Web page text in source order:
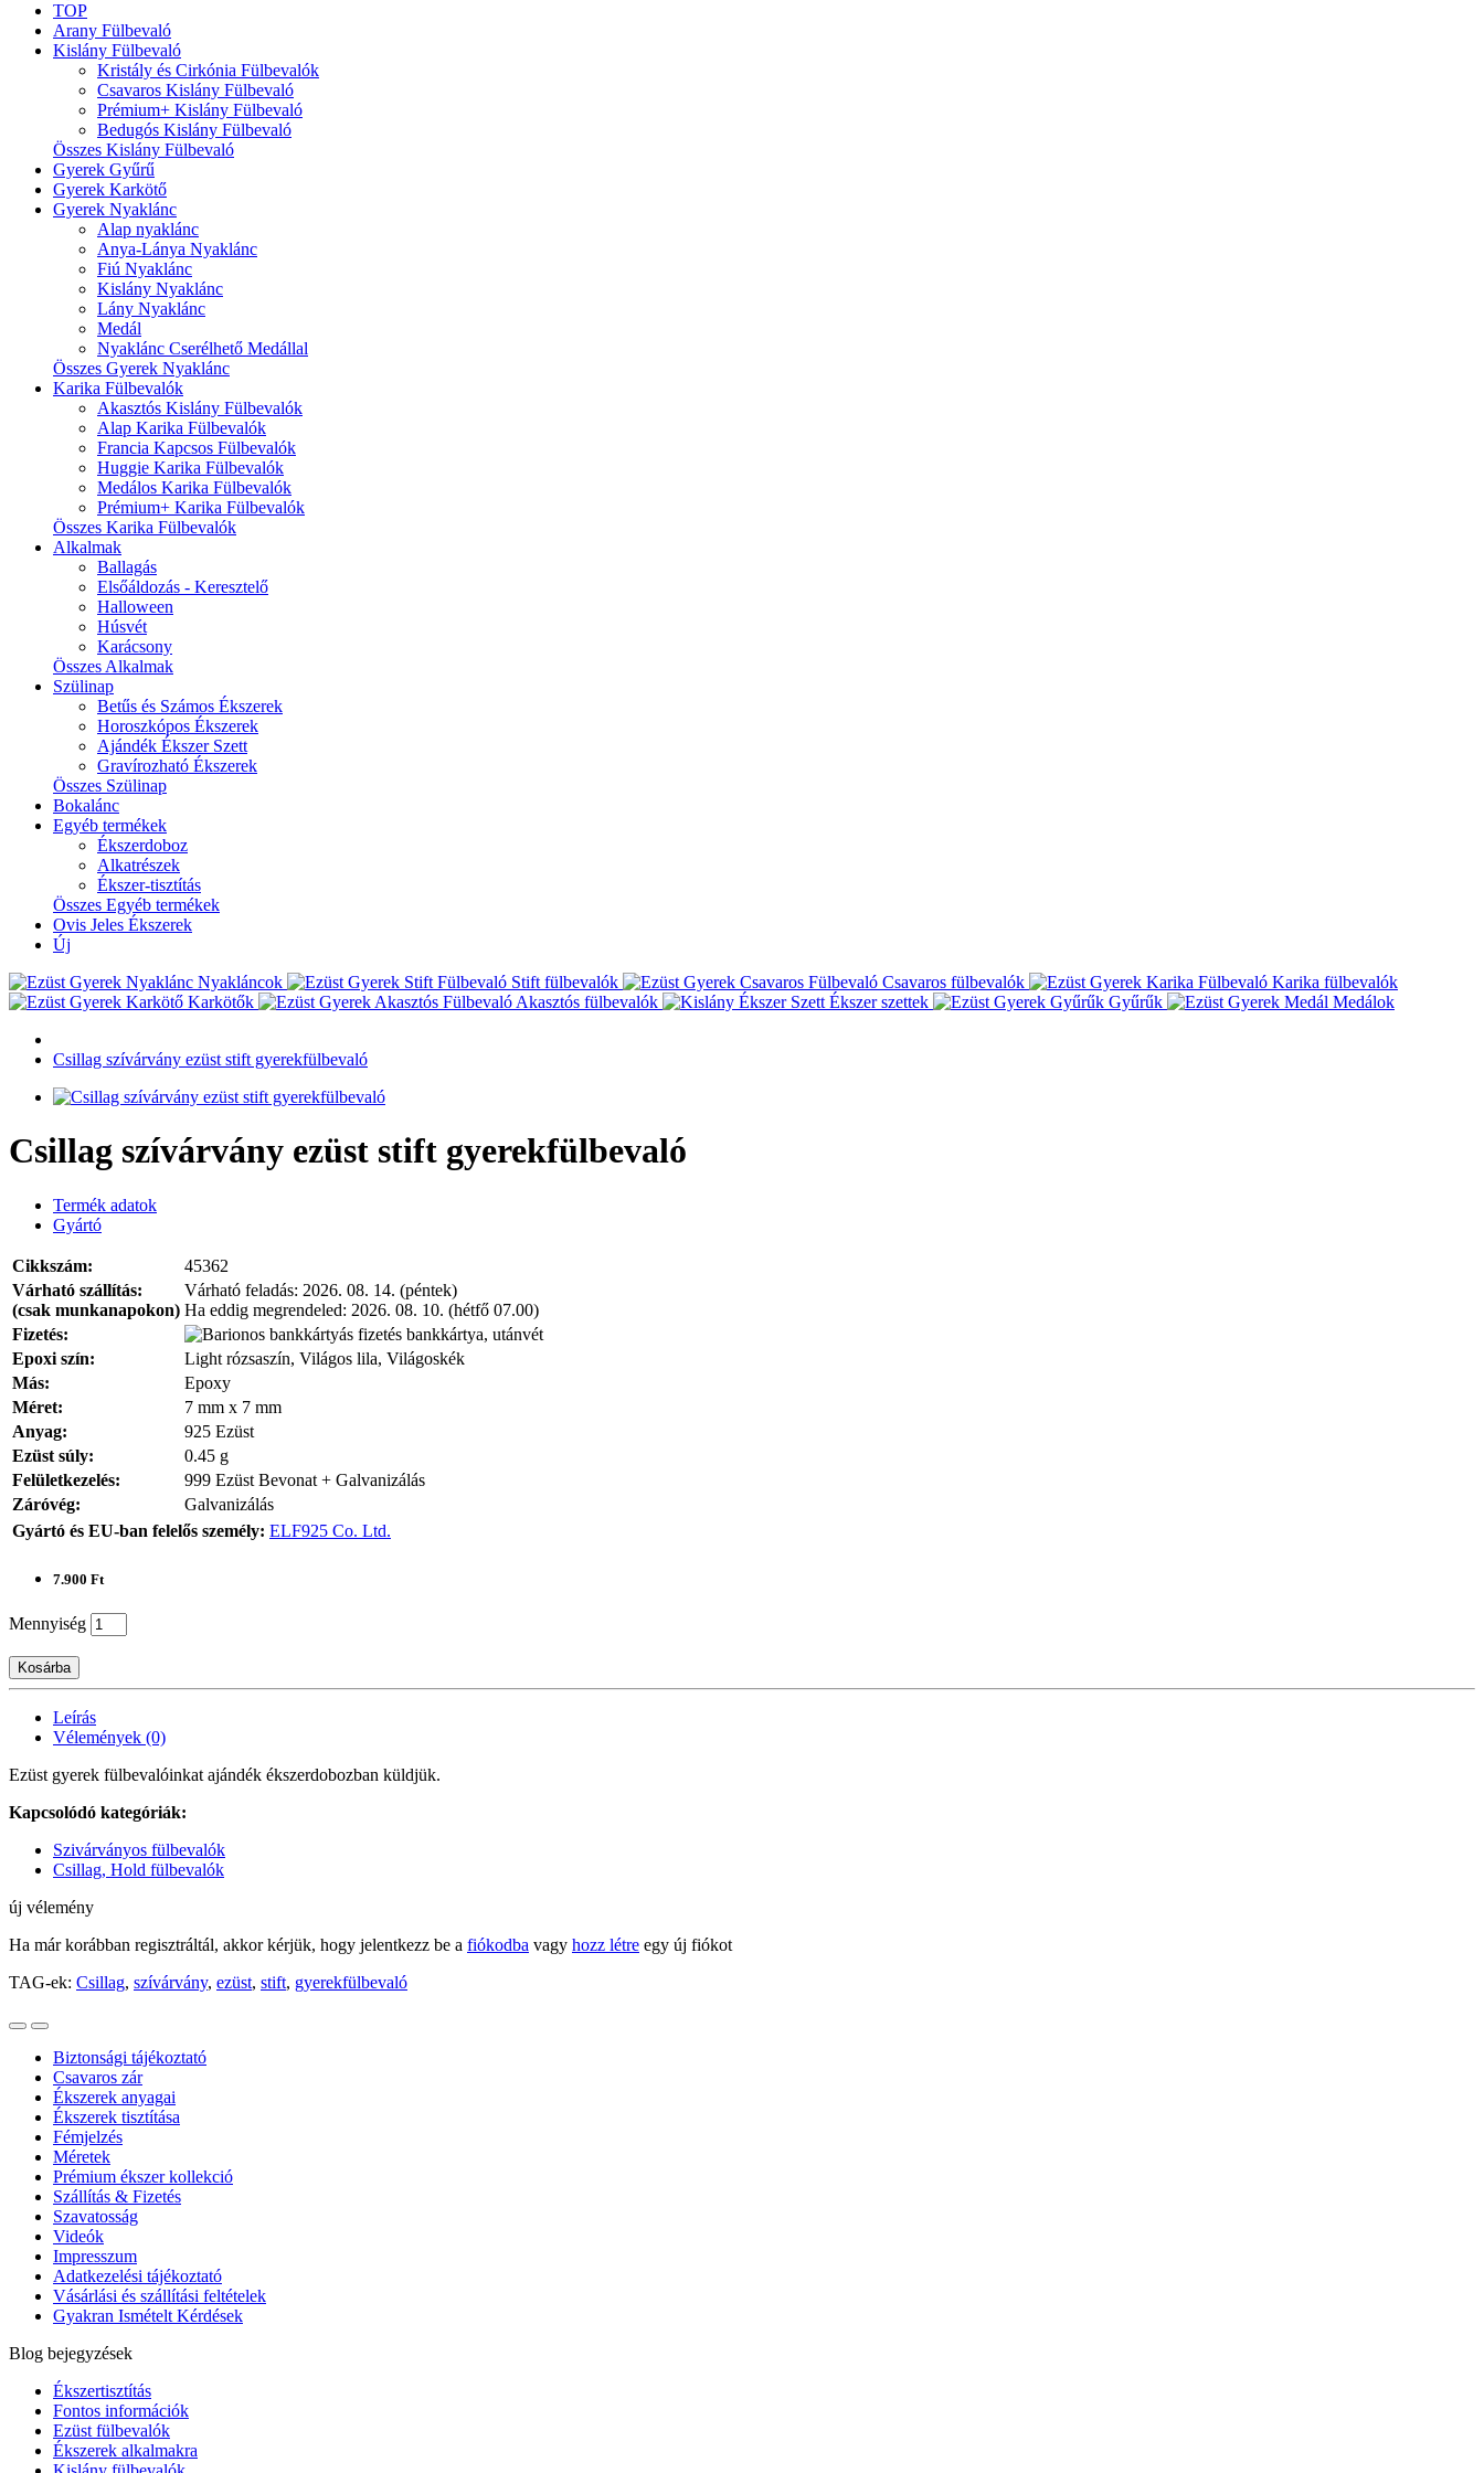
TOP
Arany Fülbevaló
Kislány Fülbevaló
Kristály és Cirkónia Fülbevalók
Csavaros Kislány Fülbevaló
Prémium+ Kislány Fülbevaló
Bedugós Kislány Fülbevaló
Összes Kislány Fülbevaló
Gyerek Gyűrű
Gyerek Karkötő
Gyerek Nyaklánc
Alap nyaklánc
Anya-Lánya Nyaklánc
Fiú Nyaklánc
Kislány Nyaklánc
Lány Nyaklánc
Medál
Nyaklánc Cserélhető Medállal
Összes Gyerek Nyaklánc
Karika Fülbevalók
Akasztós Kislány Fülbevalók
Alap Karika Fülbevalók
Francia Kapcsos Fülbevalók
Huggie Karika Fülbevalók
Medálos Karika Fülbevalók
Prémium+ Karika Fülbevalók
Összes Karika Fülbevalók
Alkalmak
Ballagás
Elsőáldozás - Keresztelő
Halloween
Húsvét
Karácsony
Összes Alkalmak
Szülinap
Betűs és Számos Ékszerek
Horoszkópos Ékszerek
Ajándék Ékszer Szett
Gravírozható Ékszerek
Összes Szülinap
Bokalánc
Egyéb termékek
Ékszerdoboz
Alkatrészek
Ékszer-tisztítás
Összes Egyéb termékek
Ovis Jeles Ékszerek
Új
Nyakláncok
Stift fülbevalók Csavaros fülbevalók
Karika fülbevalók
Karkötők
Akasztós fülbevalók Ékszer szettek Gyűrűk Medálok
Csillag szívárvány ezüst stift gyerekfülbevaló
Csillag szívárvány ezüst stift gyerekfülbevaló
Termék adatok
Gyártó
Cikkszám:
45362
Várható szállítás:
(csak munkanapokon)
Várható feladás: 2026. 08. 14. (péntek)
Ha eddig megrendeled: 2026. 08. 10. (hétfő 07.00)
Fizetés:
bankkártya, utánvét
Epoxi szín:
Light rózsaszín, Világos lila, Világoskék
Más:
Epoxy
Méret:
7 mm x 7 mm
Anyag:
925 Ezüst
Ezüst súly:
0.45 g
Felületkezelés:
999 Ezüst Bevonat + Galvanizálás
Záróvég:
Galvanizálás
Gyártó és EU-ban felelős személy: ELF925 Co. Ltd.
7.900 Ft
Mennyiség
Kosárba
Leírás
Vélemények (0)
Ezüst gyerek fülbevalóinkat ajándék ékszerdobozban küldjük.
Kapcsolódó kategóriák:
Szivárványos fülbevalók
Csillag, Hold fülbevalók
új vélemény
Ha már korábban regisztráltál, akkor kérjük, hogy jelentkezz be a fiókodba vagy hozz létre egy új fiókot
TAG-ek: Csillag, szívárvány, ezüst, stift, gyerekfülbevaló
Biztonsági tájékoztató
Csavaros zár
Ékszerek anyagai
Ékszerek tisztítása
Fémjelzés
Méretek
Prémium ékszer kollekció
Szállítás & Fizetés
Szavatosság
Videók
Impresszum
Adatkezelési tájékoztató
Vásárlási és szállítási feltételek
Gyakran Ismételt Kérdések
Blog bejegyzések
Ékszertisztítás
Fontos információk
Ezüst fülbevalók
Ékszerek alkalmakra